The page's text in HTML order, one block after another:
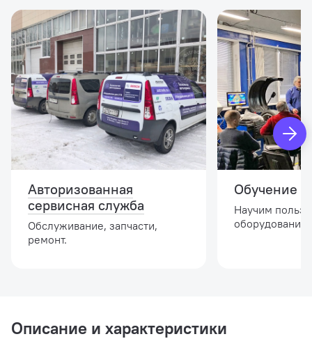
Авторизованная
сервисная служба
Обслуживание, запчасти,
ремонт.
Обучение
Научим
Описание и характеристики